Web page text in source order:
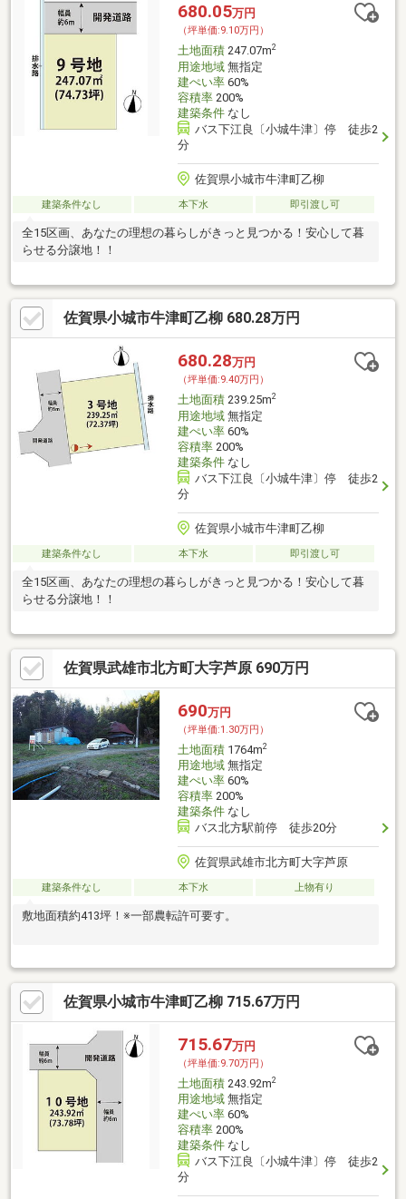
680.05万円
（坪単価:9.10万円）
土地面積247.07m2
用途地域無指定
建ぺい率60%
容積率200%
建築条件なし
バス下江良〔小城牛津〕停 徒歩2
分
佐賀県小城市牛津町乙柳
建築条件なし 本下水 即引渡し可
全15区画、あなたの理想の暮らしがきっと見つかる！安心して暮
らせる分譲地！！
佐賀県小城市牛津町乙柳 680.28万円
680.28万円
（坪単価:9.40万円）
土地面積239.25m2
用途地域無指定
建ぺい率60%
容積率200%
建築条件なし
バス下江良〔小城牛津〕停 徒歩2
分
佐賀県小城市牛津町乙柳
建築条件なし 本下水 即引渡し可
全15区画、あなたの理想の暮らしがきっと見つかる！安心して暮
らせる分譲地！！
佐賀県武雄市北方町大字芦原 690万円
690万円
（坪単価:1.30万円）
土地面積1764m2
用途地域無指定
建ぺい率60%
容積率200%
建築条件なし
バス北方駅前停 徒歩20分
佐賀県武雄市北方町大字芦原
建築条件なし 本下水 上物有り
敷地面積約413坪！※一部農転許可要す。
佐賀県小城市牛津町乙柳 715.67万円
715.67万円
（坪単価:9.70万円）
土地面積243.92m2
用途地域無指定
建ぺい率60%
容積率200%
建築条件なし
バス下江良〔小城牛津〕停 徒歩2
分